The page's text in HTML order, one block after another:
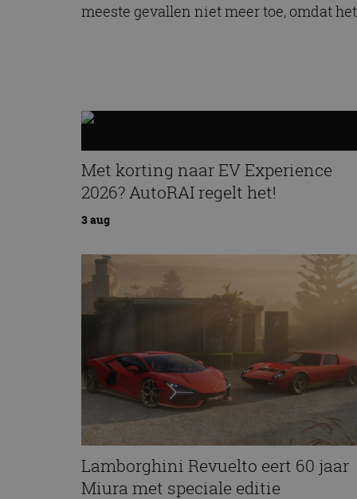
meeste gevallen niet meer toe, omdat
Met korting naar EV Experience
2026? AutoRAI regelt het!
3 aug
Lamborghini Revuelto eert 60 jaar
Miura met speciale editie
IDE
Google